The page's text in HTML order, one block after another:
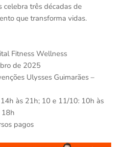
celebra três décadas de
que transforma vidas.
Fitness Wellness
de 2025
Ulysses Guimarães –
às 21h; 10 e 11/10: 10h às
pagos